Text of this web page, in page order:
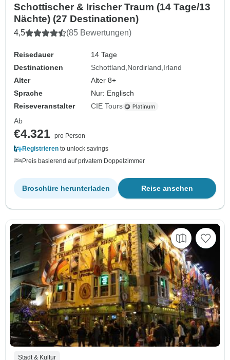
Schottischer & Irischer Traum (14 Tage/13
Nächte) (27 Destinationen)
4,5 (85 Bewertungen)
Reisedauer
14 Tage
Destinationen
Schottland Nordirland Irland
Alter
Alter 8+
Sprache
Nur: Englisch
Reiseveranstalter
CIE Tours
Ab
€4.321 pro Person
Registrieren to unlock savings
Preis basierend auf privatem Doppelzimmer
Reise ansehen
Broschüre herunterladen
Stadt & Kultur